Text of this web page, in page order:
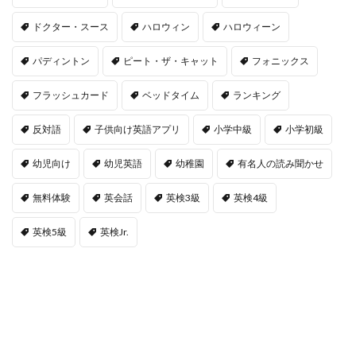
ドクター・スース ハロウィン ハロウィーン
パディントン ピート・ザ・キャット フォニックス
フラッシュカード ベッドタイム ランキング
反対語 子供向け英語アプリ 小学中級 小学初級
幼児向け 幼児英語 幼稚園 有名人の読み聞かせ
無料体験 英会話 英検3級 英検4級
英検5級 英検Jr.